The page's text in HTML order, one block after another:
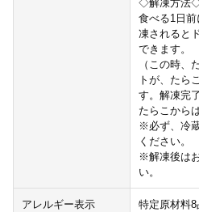
◇解凍方法
食べる1日
凍されると
できます。
（この時、
トが、たら
す。解凍完
たらこから
※必ず、冷
ください。
※解凍後は
い。
アレルギー表示
特定原材料8